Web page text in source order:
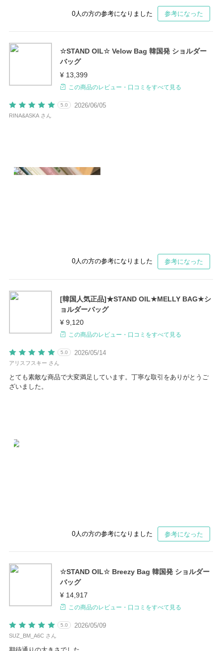
0 人の方の参考になりました 参考になった
☆STAND OIL☆ Velow Bag 韓国発 ショルダー
バッグ
¥ 13,399
この商品のレビュー・口コミをすべて見る
2026/06/05
5.0
RINA&ASKA さん
0人の方の参考になりました 参考になった
[韓国人気正品]★STAND OIL★MELLY BAG★シ
ョルダーバッグ
¥ 9,120
この商品のレビュー・口コミをすべて見る
2026/05/14
5.0
アリスフスキー さん
とても素敵な商品で大変満足しています。丁寧な取引をありがとうご
ざいました。
0人の方の参考になりました 参考になった
☆STAND OIL☆ Breezy Bag 韓国発 ショルダー
バッグ
¥ 14,917
この商品のレビュー・口コミをすべて見る
2026/05/09
5.0
SUZ_BM_A6C さん